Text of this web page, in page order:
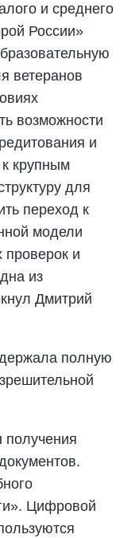
и среднего
России»
ветеранов
возможности
и
к крупным
для
переход к
модели
проверок и
из
Дмитрий
полную
Цифровой